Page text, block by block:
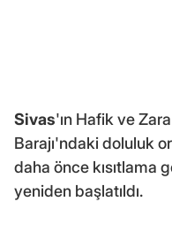
Sivas'ın Hafik ve
Barajı'ndaki doluluk
daha önce kısıtlama
yeniden başlatıldı.